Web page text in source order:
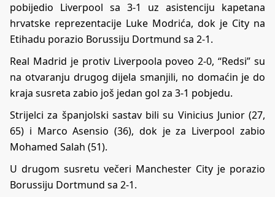
pobijedio Liverpool sa 3-1 uz asistenciju kapetana
hrvatske reprezentacije Luke Modrića, dok je City na
Etihadu porazio Borussiju Dortmund sa 2-1.
Real Madrid je protiv Liverpoola poveo 2-0, “Redsi” su
na otvaranju drugog dijela smanjili, no domaćin je do
kraja susreta zabio još jedan gol za 3-1 pobjedu.
Strijelci za španjolski sastav bili su Vinicius Junior (27,
65) i Marco Asensio (36), dok je za Liverpool zabio
Mohamed Salah (51).
U drugom susretu večeri Manchester City je porazio
Borussiju Dortmund sa 2-1.